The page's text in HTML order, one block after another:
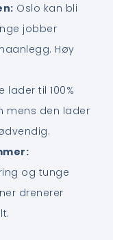
Oslo kan bli
jobber
Høy
lader til 100%
mens den lader
og tunge
drenerer